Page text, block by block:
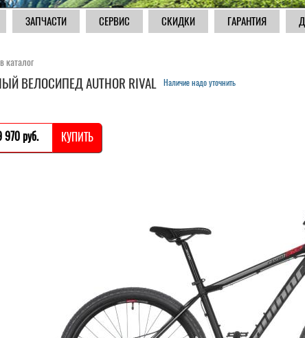
ЗАПЧАСТИ СЕРВИС СКИДКИ ГАРАНТИЯ
каталог
ВЕЛОСИПЕД AUTHOR RIVAL Наличие надо уточнить
970 pуб. КУПИТЬ